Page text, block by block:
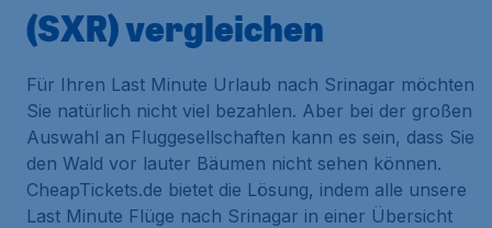
(SXR) vergleichen
Für Ihren Last Minute Urlaub nach Srinagar möchten
Sie natürlich nicht viel bezahlen. Aber bei der großen
Auswahl an Fluggesellschaften kann es sein, dass Sie
den Wald vor lauter Bäumen nicht sehen können.
CheapTickets.de bietet die Lösung, indem alle unsere
Last Minute Flüge nach Srinagar in einer Übersicht